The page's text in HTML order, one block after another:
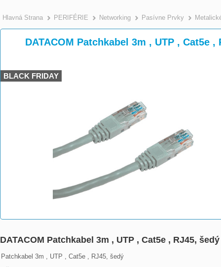
Hlavná Strana >
PERIFÉRIE >
Networking >
Pasívne Prvky
DATACOM Patchkabel 3m , UTP , Cat5e ,
BLACK FRIDAY
DATACOM Patchkabel 3m , UTP , Cat5e , RJ45, šedý
Patchkabel 3m , UTP , Cat5e , RJ45, šedý